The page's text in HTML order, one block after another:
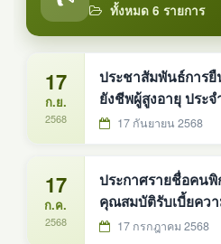
ทั้งหมด 6 รายการ
17
ก.ย.
2568
ประชาสัมพันธ์การยื
ยังชีพผู้สูงอายุ ประ
2570 ในพื้นที่ อบต.ด
17 กันยายน 2568
17
ก.ค.
2568
ประกาศรายชื่อคน
คุณสมบัติรับเบี้ยคว
ปีงบประมาณ 2568 ป
17 กรกฎาคม 2568